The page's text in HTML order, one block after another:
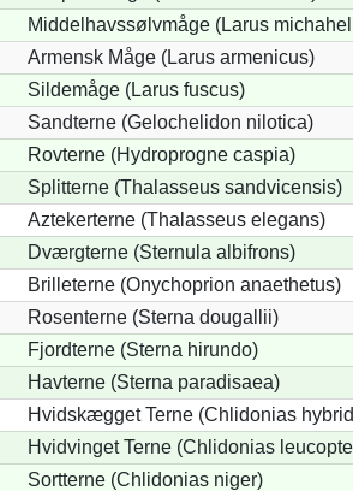
Middelhavssølvmåge (Larus
Armensk Måge (Larus armenicus)
Sildemåge (Larus fuscus)
Sandterne (Gelochelidon nilotica)
Rovterne (Hydroprogne caspia)
Splitterne (Thalasseus sandvicensis)
Aztekerterne (Thalasseus elegans)
Dværgterne (Sternula albifrons)
Brilleterne (Onychoprion anaethetus)
Rosenterne (Sterna dougallii)
Fjordterne (Sterna hirundo)
Havterne (Sterna paradisaea)
Hvidskægget Terne (Chlidonias
Hvidvinget Terne (Chlidonias
Sortterne (Chlidonias niger)